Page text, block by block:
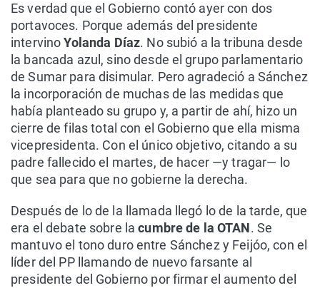
Es verdad que el Gobierno contó ayer con dos
portavoces. Porque además del presidente
intervinoYolanda Díaz. No subió a la tribuna desde
la bancada azul, sino desde el grupo parlamentario
de Sumar para disimular. Pero agradeció a Sánchez
la incorporación de muchas de las medidas que
había planteado su grupo y, a partir de ahí, hizo un
cierre de filas total con el Gobierno que ella misma
vicepresidenta. Con el único objetivo, citando a su
padre fallecido el martes, de hacer —y tragar— lo
que sea para que no gobierne la derecha.
Después de lo de la llamada llegó lo de la tarde, que
era el debate sobre lacumbre de la OTAN. Se
mantuvo el tono duro entre Sánchez y Feijóo, con el
líder del PP llamando de nuevo farsante al
presidente del Gobierno por firmar el aumento del